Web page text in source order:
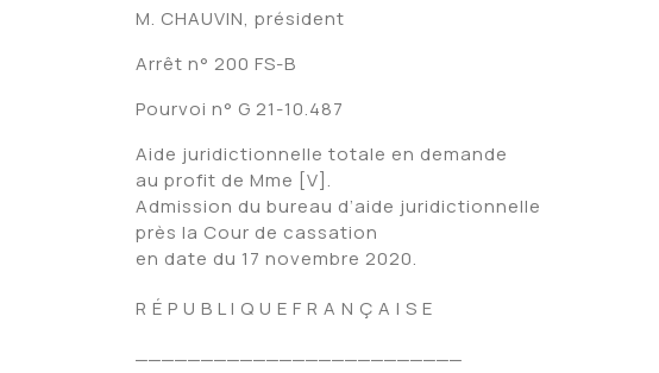
M. CHAUVIN, président
Arrêt n° 200 FS-B
Pourvoi n° G 21-10.487
Aide juridictionnelle totale en demande
au profit de Mme [V].
Admission du bureau d’aide juridictionnelle
près la Cour de cassation
en date du 17 novembre 2020.
R É P U B L I Q U E F R A N Ç A I S E
_________________________